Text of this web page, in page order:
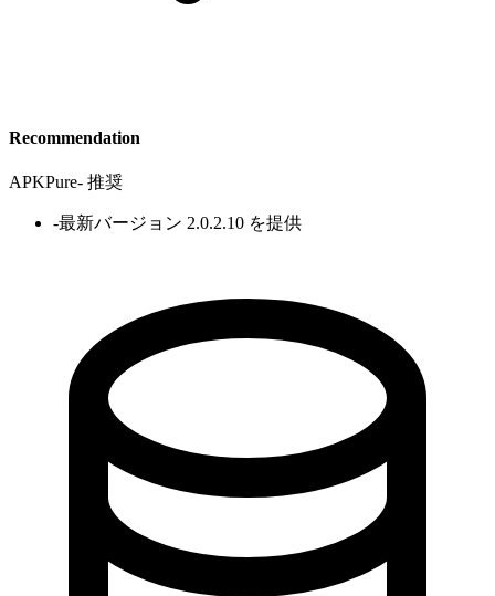
Recommendation
APKPure- 推奨
-最新バージョン 2.0.2.10 を提供